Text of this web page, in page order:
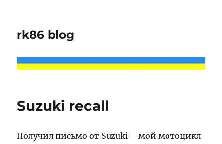
rk86 blog
Suzuki recall
Получил письмо от Suzuki – мой мотоцикл